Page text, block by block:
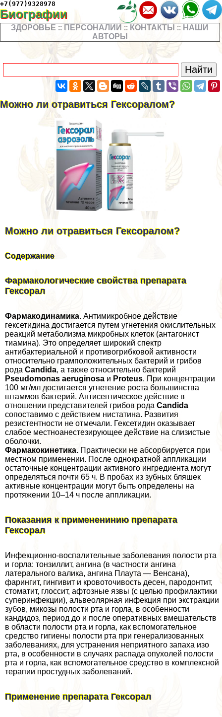
+7(977)9328978
Биографии
ЗДОРОВЬЕ :: ПЕРСОНАЛИИ :: КОНТАКТЫ :: НАШИ
АВТОРЫ
Можно ли отравиться Гексоралом?
Можно ли отравиться Гексоралом?
Содержание
Фармакологические свойства препарата
Гексорал
Фармакодинамика. Антимикробное действие
гексетидина достигается путем угнетения окислительных
реакций метаболизма микробных клеток (антагонист
тиамина). Это определяет широкий спектр
антибактериальной и противогрибковой активности
относительно грамположительных бактерий и грибов
рода Candida, а также относительно бактерий
Pseudomonas aeruginosa и Proteus. При концентрации
100 мг/мл достигается угнетение роста большинства
штаммов бактерий. Антисептическое действие в
отношении представителей грибов рода Candida
сопоставимо с действием нистатина. Развития
резистентности не отмечали. Гексетидин оказывает
слабое местноанестезирующее действие на слизистые
оболочки.
Фармакокинетика. Пpaктически не абсорбируется при
местном применении. После однократной аппликации
остаточные концентрации активного ингредиента могут
определяться почти 65 ч. В пробах из зубных бляшек
активные концентрации могут быть определены на
протяжении 10–14 ч после аппликации.
Показания к примененинию препарата
Гексорал
Инфекционно-воспалительные заболевания полости рта
и горла: тонзиллит, ангина (в частности ангина
латерального валика, ангина Плаута — Венсана),
фарингит, гингивит и кровоточивость десен, пародонтит,
стоматит, глоссит, афтозные язвы (с целью профилактики
суперинфекции), альвеолярная инфекция при экстpaкции
зубов, микозы полости рта и горла, в особенности
кандидоз, период до и после оперативных вмешательств
в области полости рта и горла, как вспомогательное
средство гигиены полости рта при генерализованных
заболеваниях, для устранения неприятного запаха изо
рта, в особенности в случаях распада опухолей полости
рта и горла, как вспомогательное средство в комплексной
терапии простудных заболеваний.
Применение препарата Гексорал